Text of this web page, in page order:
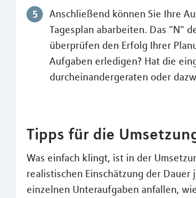
Anschließend können Sie Ihre
Tagesplan abarbeiten. Das "N"
überprüfen den Erfolg Ihrer
Aufgaben erledigen? Hat die
durcheinandergeraten oder
Tipps für die
Was einfach klingt, ist in der
realistischen Einschätzung der
einzelnen Unteraufgaben anfallen,